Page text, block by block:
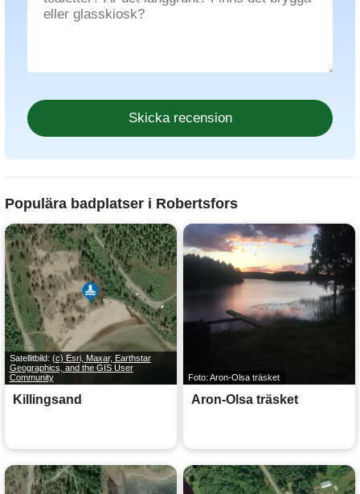
Populära badplatser i Robertsfors
Satellitbild: (c) Esri, Maxar, Earthstar
Geographics, and the GIS User
Community
Killingsand
Foto: Aron-Olsa träsket
Aron-Olsa träsket